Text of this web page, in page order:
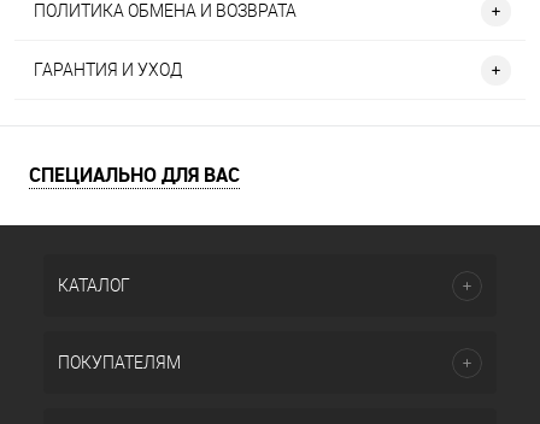
ПОЛИТИКА ОБМЕНА И ВОЗВРАТА
ГАРАНТИЯ И УХОД
СПЕЦИАЛЬНО ДЛЯ ВАС
КАТАЛОГ
ПОКУПАТЕЛЯМ